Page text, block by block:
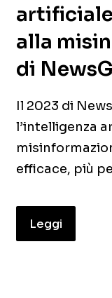
alla
di
Il 2023 di
l’intelligenza
efficace, più
Leggi